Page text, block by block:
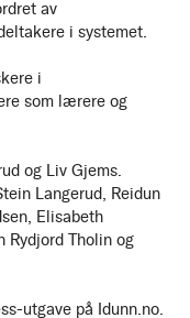
av
i systemet.
i
som lærere og
og Liv Gjems.
Langerud, Reidun
Elisabeth
Rydjord Tholin og
utgave på Idunn.no.